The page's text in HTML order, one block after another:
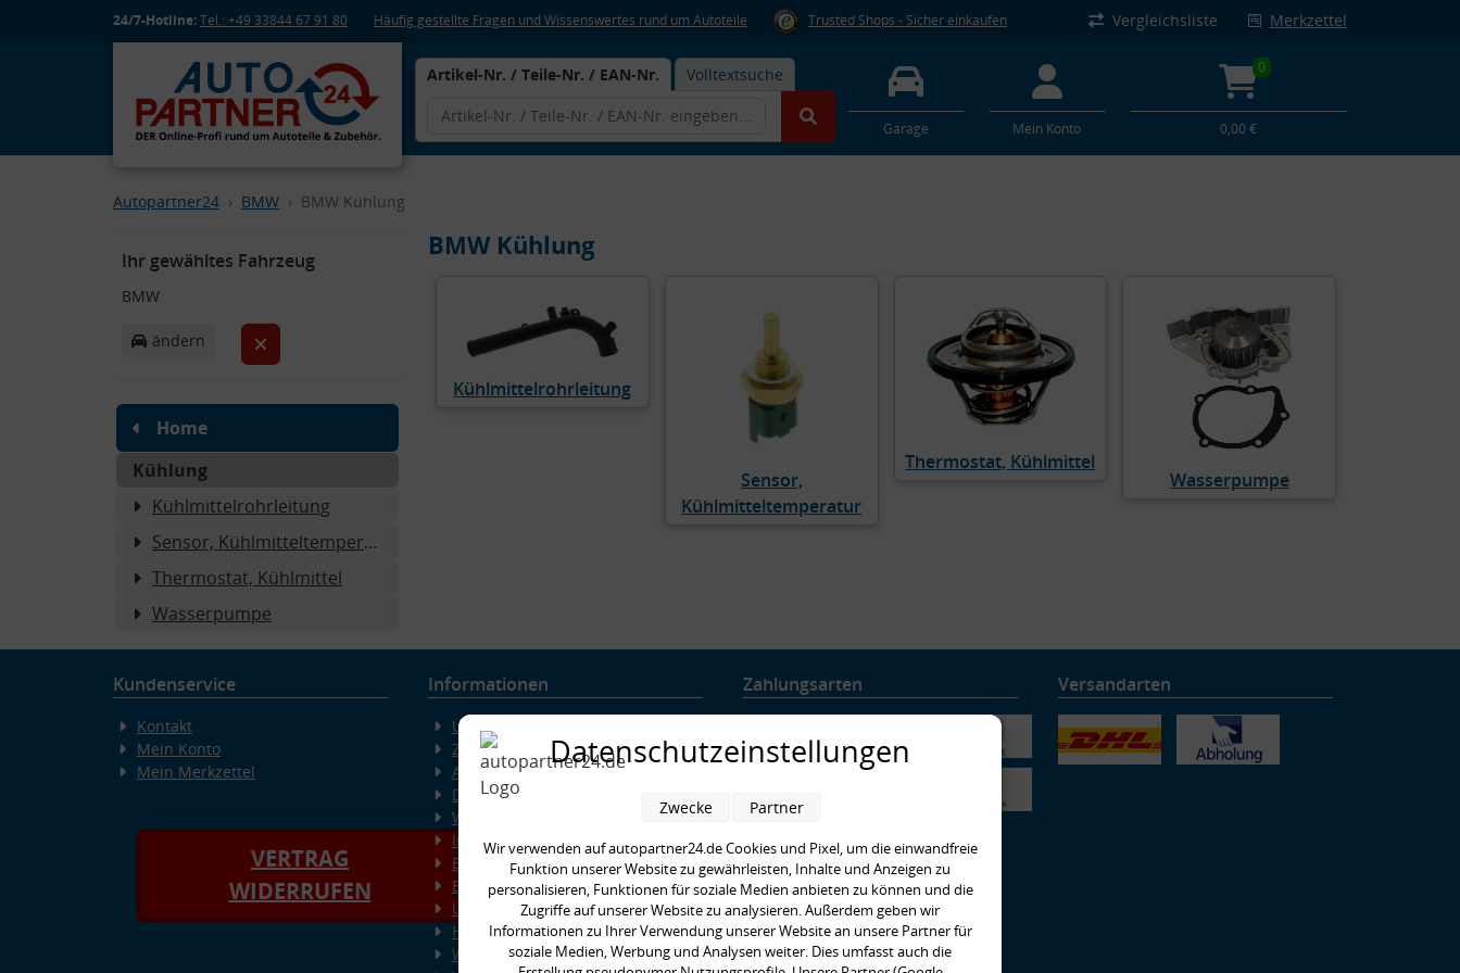
24/7-Hotline:Tel.: +49 33844 67 91 80 Häufig gestellte Fragen und Wissenswertes rund um Autoteile Trusted Shops - Sicher einkaufen Vergleichsliste Merkzettel
Artikel-Nr. / Teile-Nr. / EAN-Nr. Volltextsuche
Garage Mein Konto
0
0,00 €
Autopartner24 BMW BMW Kühlung
Ihr gewähltes Fahrzeug
BMW
ändern
Home
Kühlung
Kühlmittelrohrleitung
Sensor, Kühlmitteltemperatur
Thermostat, Kühlmittel
Wasserpumpe
BMW Kühlung
Kühlmittelrohrleitung
Sensor,
Kühlmitteltemperatur
Thermostat, Kühlmittel
Wasserpumpe
Kundenservice
Kontakt
Mein Konto
Mein Merkzettel
VERTRAG
WIDERRUFEN
Informationen
Über uns
Zahlung & Versand
AGB
Datenschutz
Widerruf
Impressum
Erklärung zur Barrierefreiheit
Bildnachweis
Unsere Partner
Häufig gestellte Fragen
Wissenswertes rund um Querlenker
Zahlungsarten Versandarten
Datenschutzeinstellungen
Wir verwenden auf autopartner24.de Cookies und Pixel, um die einwandfreie
Funktion unserer Website zu gewährleisten, Inhalte und Anzeigen zu
personalisieren, Funktionen für soziale Medien anbieten zu können und die
Zugriffe auf unserer Website zu analysieren. Außerdem geben wir
Informationen zu Ihrer Verwendung unserer Website an unsere Partner für
soziale Medien, Werbung und Analysen weiter. Dies umfasst auch die
Zwecke Partner